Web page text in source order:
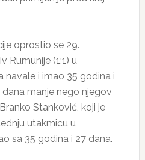
oprostio se 29.
Rumunije (1:1) u
navale i imao 35 godina i
manje nego njegov
Stanković, koji je
utakmicu u
sa 35 godina i 27 dana.